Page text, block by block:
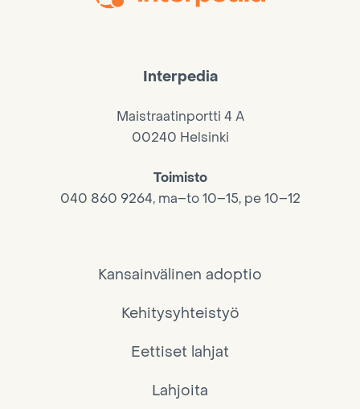
Interpedia
Maistraatinportti 4 A
00240 Helsinki
Toimisto
040 860 9264, ma–to 10–15, pe 10–12
Kansainvälinen adoptio
Kehitysyhteistyö
Eettiset lahjat
Lahjoita